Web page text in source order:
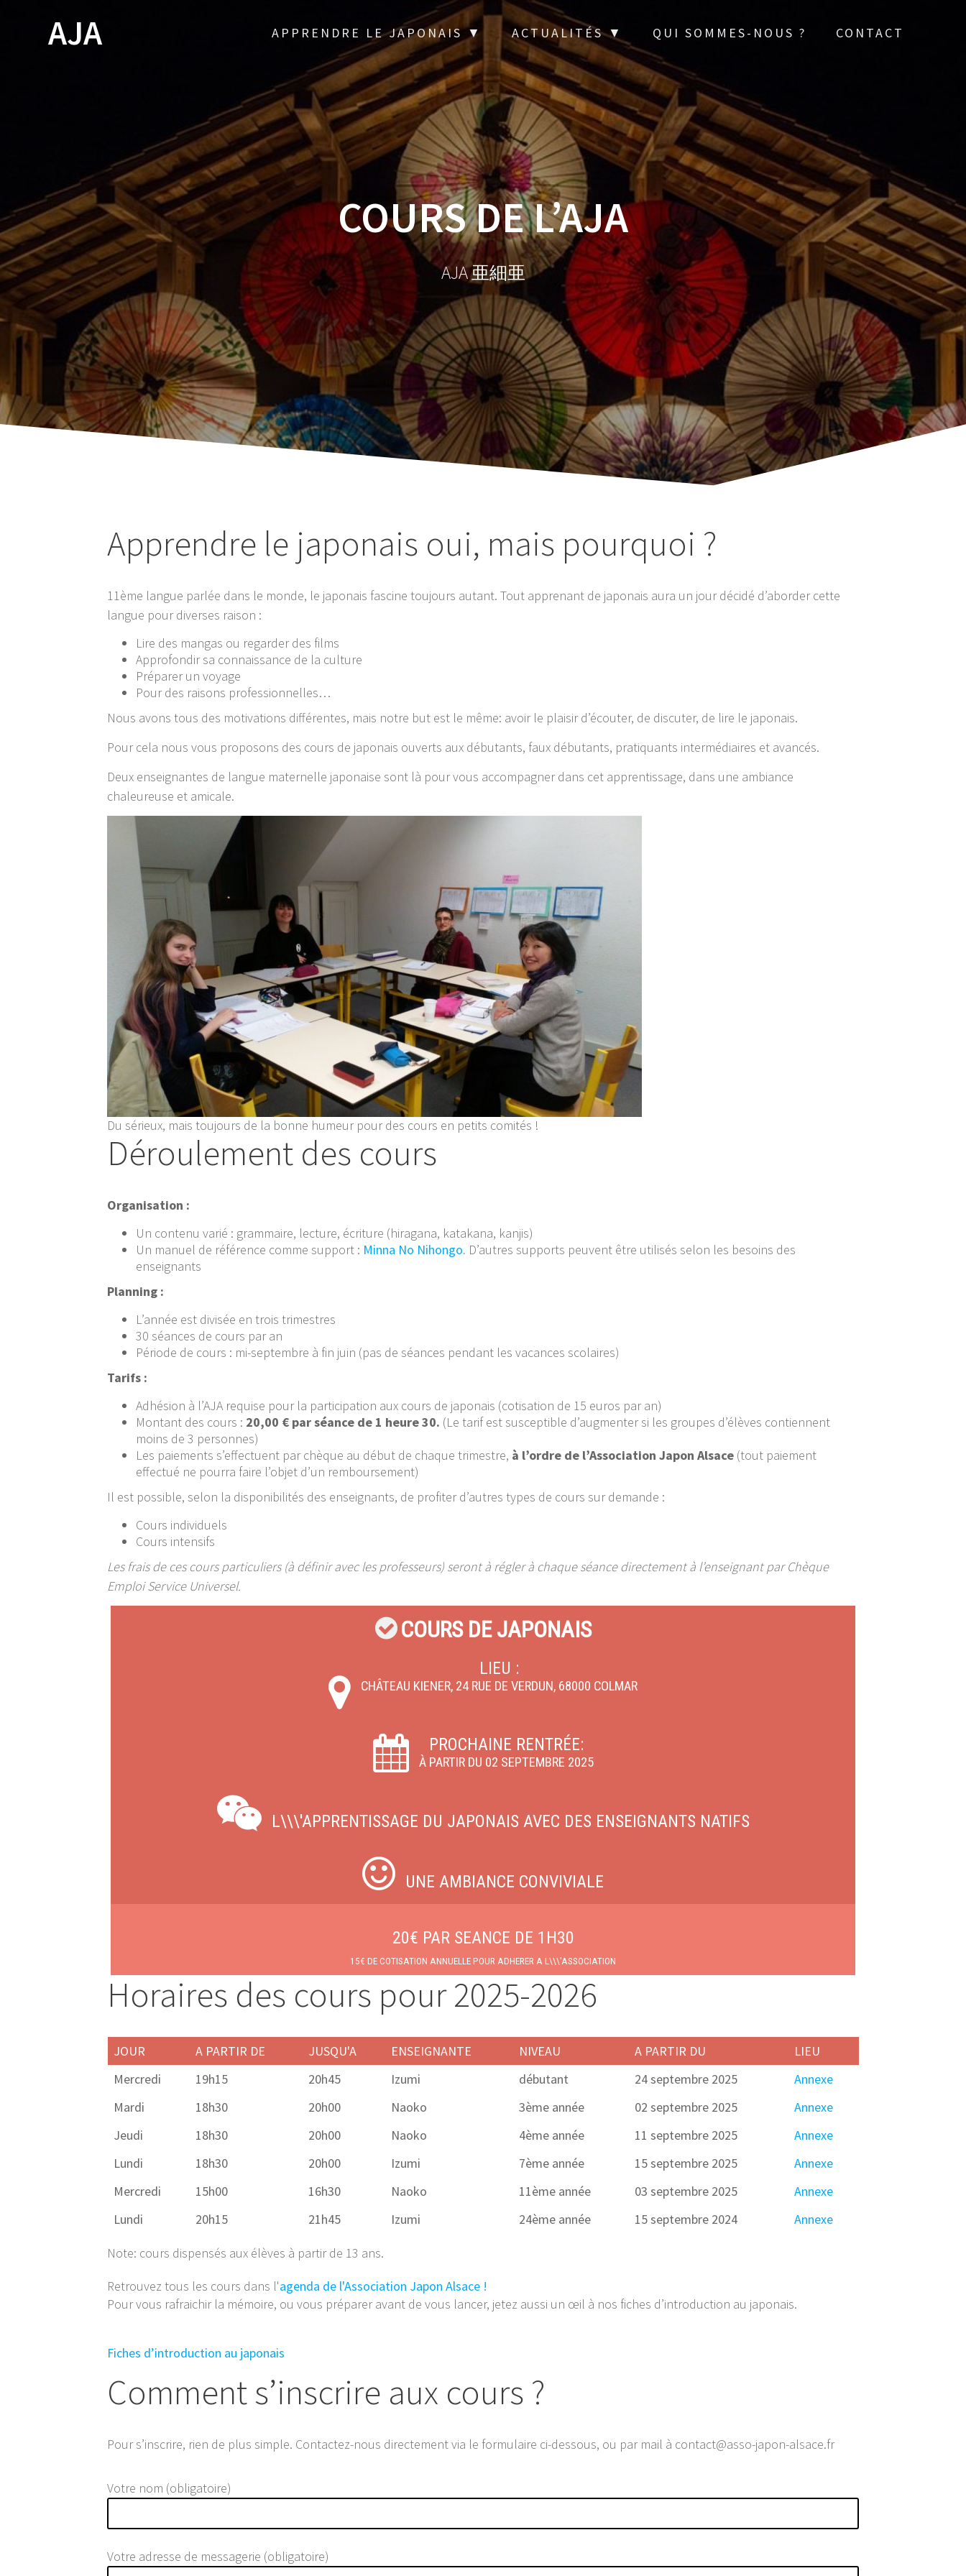
AJA APPRENDRE LE JAPONAIS ▼ ACTUALITÉS ▼ QUI SOMMES-NOUS ? CONTACT
COURS DE L’AJA
AJA 亜細亜
Apprendre le japonais oui, mais pourquoi ?
11ème langue parlée dans le monde, le japonais fascine toujours autant. Tout apprenant de japonais aura un jour décidé d’aborder cette
langue pour diverses raison :
Lire des mangas ou regarder des films
Approfondir sa connaissance de la culture
Préparer un voyage
Pour des raisons professionnelles…
Nous avons tous des motivations différentes, mais notre but est le même: avoir le plaisir d’écouter, de discuter, de lire le japonais.
Pour cela nous vous proposons des cours de japonais ouverts aux débutants, faux débutants, pratiquants intermédiaires et avancés.
Deux enseignantes de langue maternelle japonaise sont là pour vous accompagner dans cet apprentissage, dans une ambiance
chaleureuse et amicale.
Du sérieux, mais toujours de la bonne humeur pour des cours en petits comités !
Déroulement des cours
Organisation :
Un contenu varié : grammaire, lecture, écriture (hiragana, katakana, kanjis)
Un manuel de référence comme support : Minna No Nihongo. D’autres supports peuvent être utilisés selon les besoins des
enseignants
Planning :
L’année est divisée en trois trimestres
30 séances de cours par an
Période de cours : mi-septembre à fin juin (pas de séances pendant les vacances scolaires)
Tarifs :
Adhésion à l’AJA requise pour la participation aux cours de japonais (cotisation de 15 euros par an)
Montant des cours : 20,00 € par séance de 1 heure 30. (Le tarif est susceptible d’augmenter si les groupes d’élèves contiennent
moins de 3 personnes)
Les paiements s’effectuent par chèque au début de chaque trimestre, à l’ordre de l’Association Japon Alsace (tout paiement
effectué ne pourra faire l’objet d’un remboursement)
Il est possible, selon la disponibilités des enseignants, de profiter d’autres types de cours sur demande :
Cours individuels
Cours intensifs
Les frais de ces cours particuliers (à définir avec les professeurs) seront à régler à chaque séance directement à l’enseignant par Chèque
Emploi Service Universel.
COURS DE JAPONAIS
LIEU :
CHÂTEAU KIENER, 24 RUE DE VERDUN, 68000 COLMAR
PROCHAINE RENTRÉE:
À PARTIR DU 02 SEPTEMBRE 2025
L\\\'APPRENTISSAGE DU JAPONAIS AVEC DES ENSEIGNANTS NATIFS
UNE AMBIANCE CONVIVIALE
20€ PAR SEANCE DE 1H30
15€ DE COTISATION ANNUELLE POUR ADHERER A L\\\'ASSOCIATION
Horaires des cours pour 2025-2026
JOUR A PARTIR DE JUSQU'A ENSEIGNANTE NIVEAU A PARTIR DU
LIEU
Mercredi
19h15 20h45 Izumi débutant 24 septembre 2025
Annexe
Mardi
18h30 20h00 Naoko 3ème année 02 septembre 2025
Annexe
Jeudi
18h30 20h00 Naoko 4ème année 11 septembre 2025
Annexe
Lundi
18h30 20h00 Izumi 7ème année 15 septembre 2025
Annexe
Mercredi
15h00 16h30 Naoko 11ème année 03 septembre 2025
Annexe
Lundi
20h15 21h45 Izumi 24ème année 15 septembre 2024 Annexe
Note: cours dispensés aux élèves à partir de 13 ans.
Retrouvez tous les cours dans l'agenda de l'Association Japon Alsace !
Pour vous rafraichir la mémoire, ou vous préparer avant de vous lancer, jetez aussi un œil à nos fiches d’introduction au japonais.
Fiches d’introduction au japonais
Comment s’inscrire aux cours ?
Pour s’inscrire, rien de plus simple. Contactez-nous directement via le formulaire ci-dessous, ou par mail à contact@asso-japon-alsace.fr
Votre nom (obligatoire)
Votre adresse de messagerie (obligatoire)